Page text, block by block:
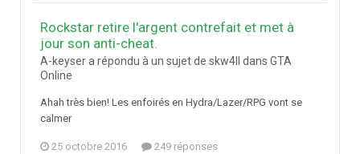
Rockstar retire l'argent contrefait et met à
jour son anti-cheat.
A-keyser a répondu à un sujet de skw4ll dans GTA
Online
Ahah très bien! Les enfoirés en Hydra/Lazer/RPG vont se
calmer
25 octobre 2016 249 réponses